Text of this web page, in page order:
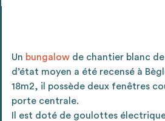
dossiers
Un bungalow de chantier blanc
d’état moyen a été recensé à
18m2, il possède deux fenêtres
porte centrale.
Il est doté de goulottes